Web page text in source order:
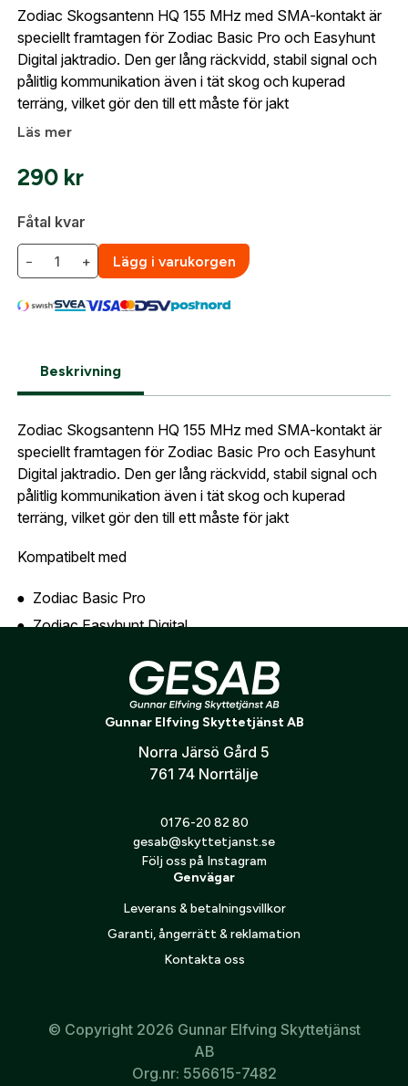
Mitt konto
Kontakta oss
Zodiac Skogsantenn HQ 155 MHz med SMA-kontakt är
speciellt framtagen för Zodiac Basic Pro och Easyhunt
Digital jaktradio. Den ger lång räckvidd, stabil signal och
pålitlig kommunikation även i tät skog och kuperad
terräng, vilket gör den till ett måste för jakt
Läs mer
290 kr
Fåtal kvar
− + Lägg i varukorgen
Beskrivning
Zodiac Skogsantenn HQ 155 MHz med SMA-kontakt är
speciellt framtagen för Zodiac Basic Pro och Easyhunt
Digital jaktradio. Den ger lång räckvidd, stabil signal och
pålitlig kommunikation även i tät skog och kuperad
terräng, vilket gör den till ett måste för jakt
Kompatibelt med
Zodiac Basic Pro
Zodiac Easyhunt Digital
Zodiac Extreme
Lafayette Micro 4
Logga in
Logga in för att handla med dina avtalspriser, smidig
fakturabetalning och tillgång till orderhistorik.
När du är inloggad hanteras beställningen
automatiskt enligt dina inställningar.
Lösenord:*
Skapa konto och handla enklare
Är du företag eller förening?Med ett eget
konto hos oss får du snabbare utcheckning,
översikt över dina beställningar och sparade
oss så hjälper vi dig att skapa ett konto.
Org. nummer
Gatuadress:
Postnummer:*
Ort:*
Telefon:*
E-post: (kommer bli ditt användarnamn)
Verifiera e-post:*
Jag godkänner att mina personuppgifter behandlas enligt
Fyll i din e-post adress nedan så kontaktar vi dig
sortiment.
integritetspolicyn.
Bevaka
Gunnar Elfving Skyttetjänst AB
Norra Järsö Gård 5
761 74 Norrtälje
0176-20 82 80
gesab@skyttetjanst.se
Följ oss på Instagram
Genvägar
Leverans & betalningsvillkor
Garanti, ångerrätt & reklamation
Kontakta oss
© Copyright 2026 Gunnar Elfving Skyttetjänst
AB
Org.nr: 556615-7482